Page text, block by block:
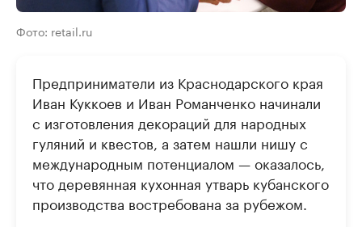
Фото: retail.ru
Предприниматели из Краснодарского края
Иван Куккоев и Иван Романченко начинали
с изготовления декораций для народных
гуляний и квестов, а затем нашли нишу с
международным потенциалом — оказалось,
что деревянная кухонная утварь кубанского
производства востребована за рубежом.